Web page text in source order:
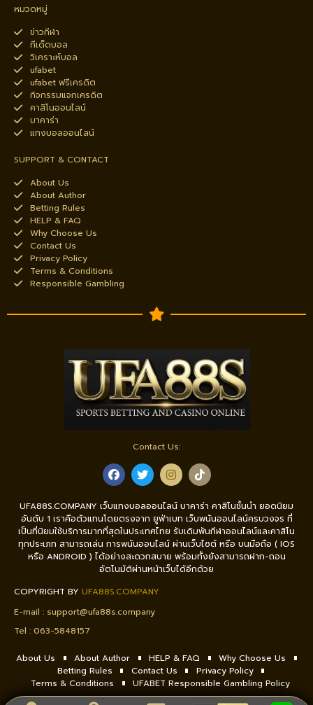
หมวดหมู่
ข่าวกีฬา
ทีเด็ดบอล
วิเคราะห์บอล
ufabet
ufabet ฟรีเครดิต
กิจกรรมแจกเครดิต
คาสิโนออนไลน์
บาคาร่า
แทงบอลออนไลน์
SUPPORT & CONTACT
About Us
About Author
Betting Rules
HELP & FAQ
Why Choose Us
Contact Us
Privacy Policy
Terms & Conditions
Responsible Gambling
Contact Us:
UFA88S.COMPANY เว็บแทงบอลออนไลน์ บาคาร่า คาสิโนชั้นนำ ยอดนิยม
อันดับ 1 เราคือตัวแทนโดยตรงจาก ยูฟ่าเบท เว็บพนันออนไลน์ครบวงจร ที่
เป็นที่นิยมใช้บริการมากที่สุดในประเทศไทย รับเดิมพันกีฬาออนไลน์และคาสิโน
ทุกประเภท สามารถเล่น การพนันออนไลน์ ผ่านเว็บไซต์ หรือ บนมือถือ ( IOS
หรือ ANDROID ) ได้อย่างสะดวกสบาย พร้อมทั้งยังสามารถฝาก-ถอน
อัตโนมัติผ่านหน้าเว็บได้อีกด้วย
COPYRIGHT BY UFA88S.COMPANY
E-mail : support@ufa88s.company
Tel : 063-5848157
About Us About Author HELP & FAQ
Why Choose Us
Betting Rules
Contact Us
Privacy Policy
Terms & Conditions
UFABET Responsible Gambling Policy